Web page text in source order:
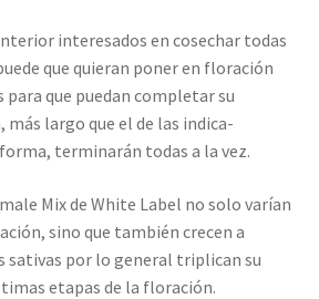
interesados en cosechar todas
que quieran poner en floración
que puedan completar su
largo que el de las indica-
terminarán todas a la vez.
Mix de White Label no solo varían
sino que también crecen a
sativas por lo general triplican su
etapas de la floración.